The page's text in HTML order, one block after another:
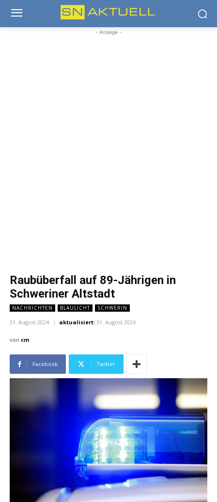
- Anzeige -
Raubüberfall auf 89-Jährigen in
Schweriner Altstadt
NACHRICHTEN BLAULICHT SCHWERIN
31. August 2024 aktualisiert: 31. August 2024
von cm
Facebook Twitter